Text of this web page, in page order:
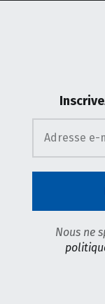
Nous ne